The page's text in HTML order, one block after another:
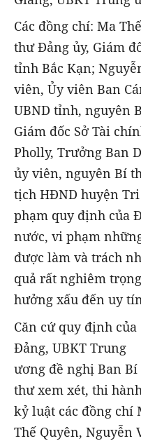
Các đồng chí: Ma
thư Đảng ủy, Giám
tỉnh Bắc Kạn;
viên, Ủy viên Ban
UBND tỉnh, nguyên
Giám đốc Sở Tài
Pholly, Trưởng Ban
ủy viên, nguyên Bí
tịch HĐND huyện
phạm quy định của
nước, vi phạm
được làm và trách
quả rất nghiêm
hưởng xấu đến uy
Căn cứ quy định của
Đảng, UBKT Trung
ương đề nghị Ban Bí
thư xem xét, thi hành
kỷ luật các đồng chí
Thế Quyên, Nguyễn